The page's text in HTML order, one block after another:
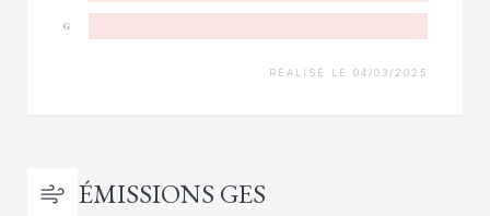
G
RÉALISÉ LE 04/03/2025
ÉMISSIONS GES